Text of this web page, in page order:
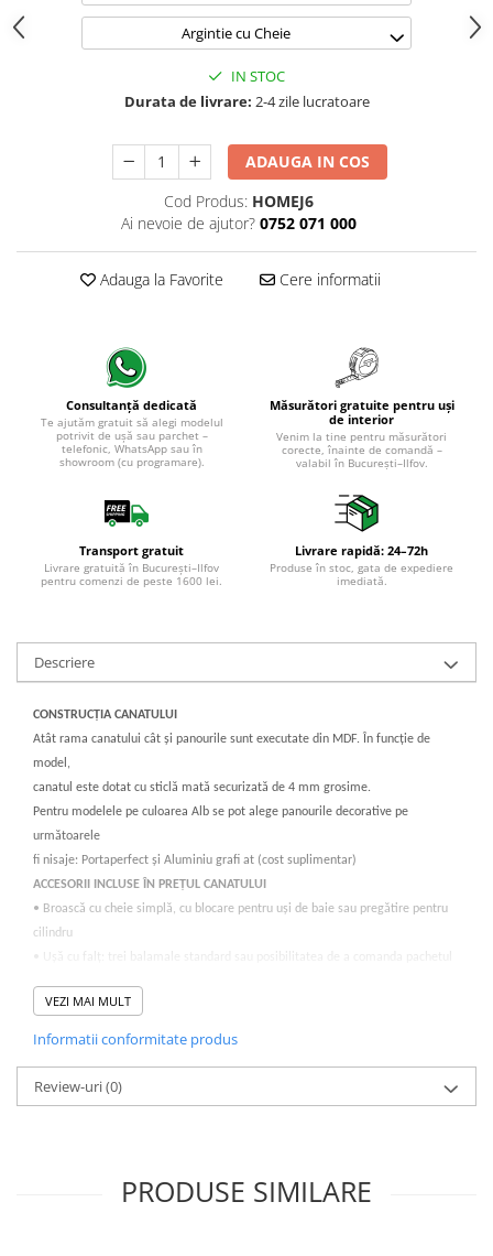
Argintie cu Cheie
IN STOC
Durata de livrare: 2-4 zile lucratoare
ADAUGA IN COS
Cod Produs: HOMEJ6
Ai nevoie de ajutor? 0752 071 000
Adauga la Favorite Cere informatii
Consultanță dedicată
Te ajutăm gratuit să alegi modelul
potrivit de ușă sau parchet –
telefonic, WhatsApp sau în
showroom (cu programare).
Măsurători gratuite pentru uși
de interior
Venim la tine pentru măsurători
corecte, înainte de comandă –
valabil în București–Ilfov.
Transport gratuit
Livrare gratuită în București–Ilfov
pentru comenzi de peste 1600 lei.
Livrare rapidă: 24–72h
Produse în stoc, gata de expediere
imediată.
Descriere
CONSTRUCȚIA CANATULUI
Atât rama canatului cât și panourile sunt executate din MDF. În funcţie de
model,
canatul este dotat cu sticlă mată securizată de 4 mm grosime.
Pentru modelele pe culoarea Alb se pot alege panourile decorative pe
următoarele
fi nisaje: Portaperfect și Aluminiu grafi at (cost suplimentar)
ACCESORII INCLUSE ÎN PREȚUL CANATULUI
• Broască cu cheie simplă, cu blocare pentru uși de baie sau pregătire pentru
cilindru
(cost suplimentar); ușă fără falţ: două balamale 3D
• Mâner rotund (pentru uși glisante)
TOC
• Tocuri din oţel pag. 178-183
VEZI MAI MULT
Informatii conformitate produs
Review-uri(0)
PRODUSE SIMILARE